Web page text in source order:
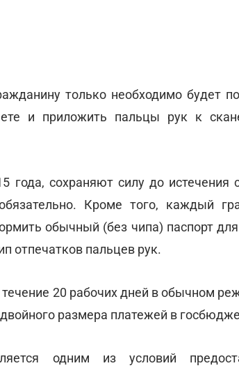
только необходимо будет
и приложить пальцы рук к
года, сохраняют силу до истечения
Кроме того, каждый
обычный (без чипа) паспорт
отпечатков пальцев рук.
20 рабочих дней в обычном
размера платежей в
одним из условий